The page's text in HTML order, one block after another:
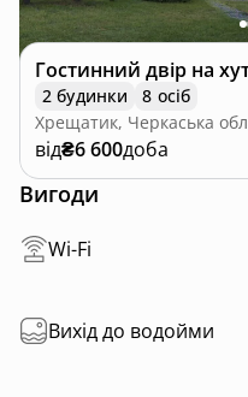
Гостинний двір на
2 будинки
8 осіб
Хрещатик, Черкаська
від₴6 600доба
Вигоди
Wi-Fi
Вихід до водойми